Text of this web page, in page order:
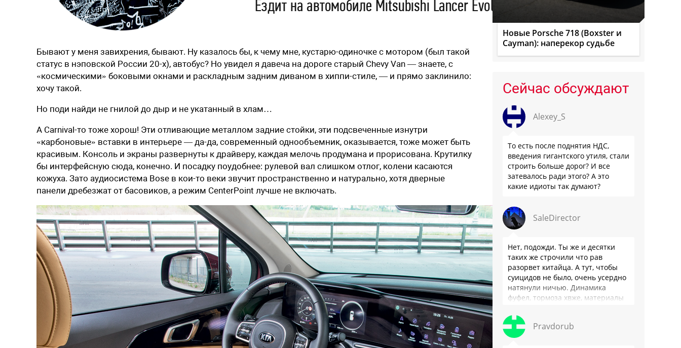
Бывают у меня завихрения, бывают. Ну казалось бы, к чему мне, кустарю-одиночке с мотором (был такой
статус в нэповской России 20-х), автобус? Но увидел я давеча на дороге старый Chevy Van — знаете, с
«космическими» боковыми окнами и раскладным ­задним диваном в хиппи-стиле, — и прямо заклинило:
хочу такой.
Но поди найди не гнилой до дыр и не укатанный в хлам…
А Carnival-то тоже хорош! Эти отливающие металлом задние стойки, эти подсвеченные изнутри
«карбоновые» вставки в интерьере — да-да, современный однообъемник, оказывается, тоже может быть
красивым. Консоль и экраны развернуты к драйверу, каждая мелочь продумана и прорисована. Крутилку
бы интерфейсную сюда, конечно. И посадку поудобнее: рулевой вал слишком отлог, колени касаются
кожуха. Зато аудиосистема Bose в кои-то веки звучит пространственно и натурально, хотя дверные
панели дребезжат от басовиков, а режим CenterPoint лучше не включать.
Новые Porsche 718 (Boxster и
Cayman): наперекор судьбе
Сейчас обсуждают
Alexey_S
То есть после поднятия НДС,
введения гигантского утиля, стали
строить больше дорог? И все
затевалось ради этого? А это
какие идиоты так думают?
SaleDirector
Нет, подожди. Ты же и десятки
таких же строчили что рав
разорвет китайца. А тут, чтобы
суицидов не было, очень усердно
натянули ничью. Динамика
фуфел, тормоза хвже, материалы
Pravdorub